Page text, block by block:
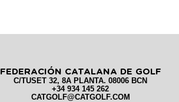
FEDERACIÓN CATALANA DE GOLF
C/TUSET 32, 8A PLANTA. 08006 BCN
+34 934 145 262
CATGOLF@CATGOLF.COM